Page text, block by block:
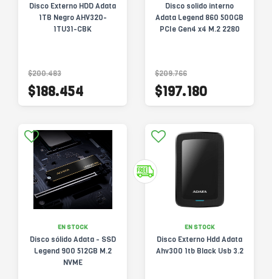
Disco Externo HDD Adata
1TB Negro AHV320-
1TU31-CBK
$200.483
$188.454
Disco solido interno
Adata Legend 860 500GB
PCIe Gen4 x4 M.2 2280
$209.766
$197.180
EN STOCK
Disco sólido Adata - SSD
Legend 900 512GB M.2
NVME
EN STOCK
Disco Externo Hdd Adata
Ahv300 1tb Black Usb 3.2